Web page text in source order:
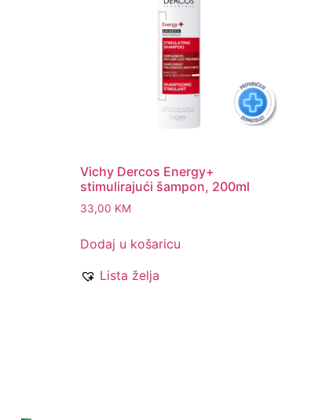
Vichy Dercos Energy+
stimulirajući šampon, 200ml
33,00 KM
Dodaj u košaricu
Lista želja